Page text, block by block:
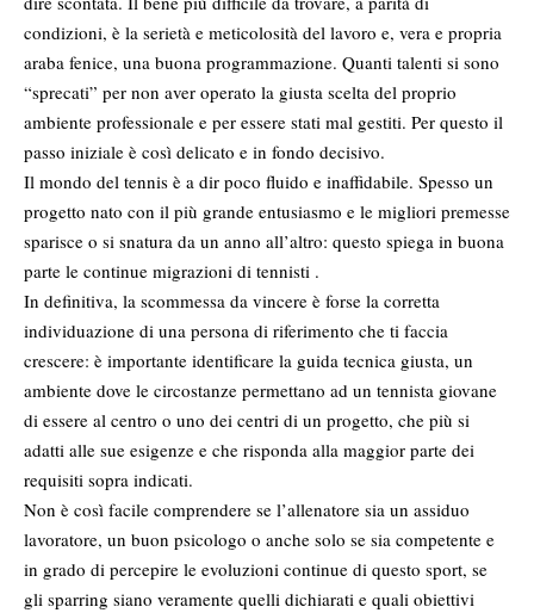
condizioni, è la serietà e meticolosità del lavoro e, vera e propria
araba fenice, una buona programmazione. Quanti talenti si sono
“sprecati” per non aver operato la giusta scelta del proprio
ambiente professionale e per essere stati mal gestiti. Per questo il
passo iniziale è così delicato e in fondo decisivo.
Il mondo del tennis è a dir poco fluido e inaffidabile. Spesso un
progetto nato con il più grande entusiasmo e le migliori premesse
sparisce o si snatura da un anno all’altro: questo spiega in buona
parte le continue migrazioni di tennisti .
In definitiva, la scommessa da vincere è forse la corretta
individuazione di una persona di riferimento che ti faccia
crescere: è importante identificare la guida tecnica giusta, un
ambiente dove le circostanze permettano ad un tennista giovane
di essere al centro o uno dei centri di un progetto, che più si
adatti alle sue esigenze e che risponda alla maggior parte dei
requisiti sopra indicati.
Non è così facile comprendere se l’allenatore sia un assiduo
lavoratore, un buon psicologo o anche solo se sia competente e
in grado di percepire le evoluzioni continue di questo sport, se
gli sparring siano veramente quelli dichiarati e quali obiettivi